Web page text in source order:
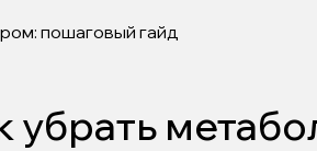
убрать